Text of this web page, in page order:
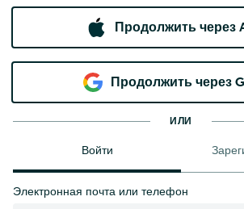
Продолжить через
Продолжить через
ИЛИ
Войти
Электронная почта или телефон